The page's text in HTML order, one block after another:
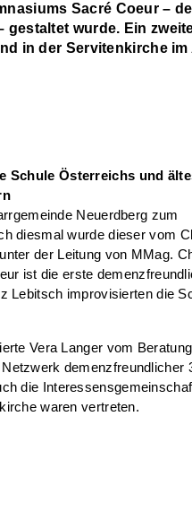
Sacré Coeur –
gestaltet wurde. Ein
in der Servitenkirche im
Schule Österreichs und
Neuerdberg zum
diesmal wurde dieser vom
der Leitung von MMag.
ist die erste
Lebitsch improvisierten die
Vera Langer vom
demenzfreundlicher
die
waren vertreten.